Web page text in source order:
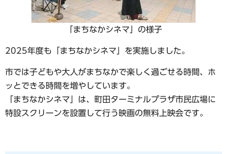
「まちなかシネマ」の様子
2025年度も「まちなかシネマ」を実施しました。
市では子どもや大人がまちなかで楽しく過ごせる時間、ホ
ッとできる時間を増やしています。
「まちなかシネマ」は、町田ターミナルプラザ市民広場に
特設スクリーンを設置して行う映画の無料上映会です。